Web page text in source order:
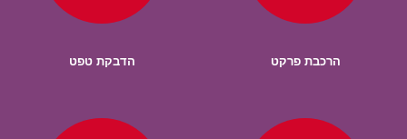
הרכבת פרקט הדבקת טפט